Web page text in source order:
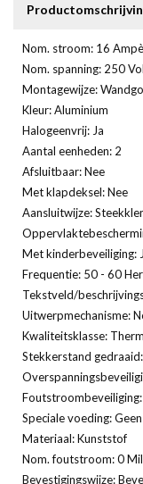
Nom. stroom: 16
Nom. spanning: 250
Montagewijze:
Kleur: Aluminium
Halogeenvrij: Ja
Aantal eenheden: 2
Afsluitbaar: Nee
Met klapdeksel: Nee
Aansluitwijze:
Met kinderbeveiliging:
Frequentie: 50 - 60
Tekstveld/
Uitwerpmechanisme:
Kwaliteitsklasse:
Stekkerstand
Foutstroombeveiliging:
Speciale voeding:
Materiaal: Kunststof
Nom. foutstroom: 0
Bevestigingswijze: